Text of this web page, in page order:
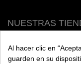
NUESTRAS
ACERCA DE
Al hacer clic en
guarden en su